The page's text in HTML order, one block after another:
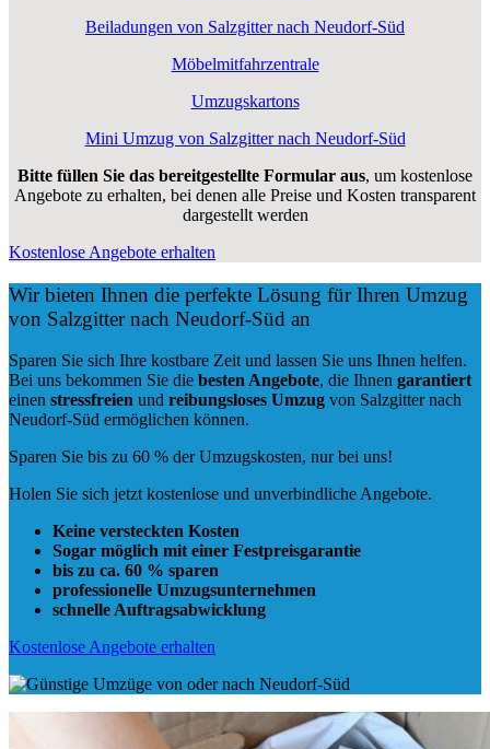
Beiladungen von Salzgitter nach Neudorf-Süd
Möbelmitfahrzentrale
Umzugskartons
Mini Umzug von Salzgitter nach Neudorf-Süd
Bitte füllen Sie das bereitgestellte Formular aus, um kostenlose
Angebote zu erhalten, bei denen alle Preise und Kosten transparent
dargestellt werden
Kostenlose Angebote erhalten
Wir bieten Ihnen die perfekte Lösung für Ihren Umzug
von Salzgitter nach Neudorf-Süd an
Sparen Sie sich Ihre kostbare Zeit und lassen Sie uns Ihnen helfen.
Bei uns bekommen Sie die besten Angebote, die Ihnen garantiert
einen stressfreien und reibungsloses Umzug von Salzgitter nach
Neudorf-Süd ermöglichen können.
Sparen Sie bis zu 60 % der Umzugskosten, nur bei uns!
Holen Sie sich jetzt kostenlose und unverbindliche Angebote.
Keine versteckten Kosten
Sogar möglich mit einer Festpreisgarantie
bis zu ca. 60 % sparen
professionelle Umzugsunternehmen
schnelle Auftragsabwicklung
Kostenlose Angebote erhalten